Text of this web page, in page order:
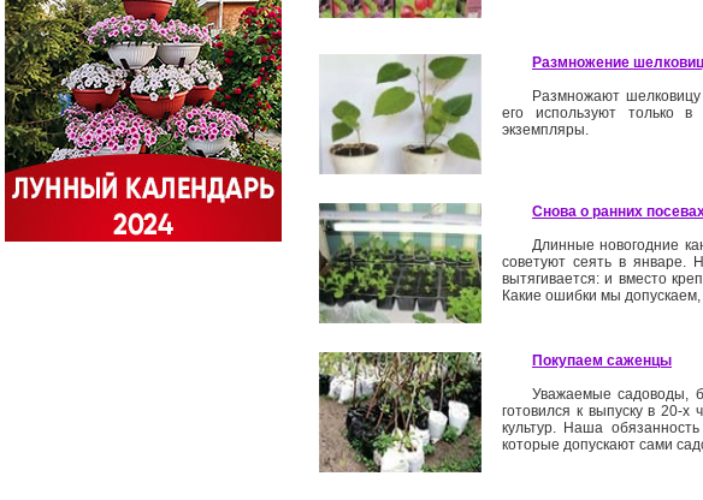
Размножение
Размножают
его используют только
экземпляры.
Снова о ранних
Длинные новогодние
советуют сеять в январе.
вытягивается: и вместо
Какие ошибки мы допускаем,
Покупаем саженцы
Уважаемые садоводы,
готовился к выпуску в 20-
культур. Наша
которые допускают сами